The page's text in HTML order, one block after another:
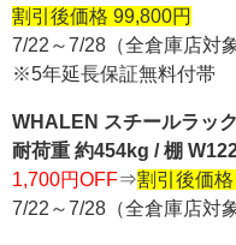
割引後価格 99,800円
7/22～7/28（全倉庫店対象
※5年延長保証無料付帯
WHALEN スチールラック
耐荷重 約454kg / 棚
1,700円OFF⇒割引後価格
7/22～7/28（全倉庫店対象